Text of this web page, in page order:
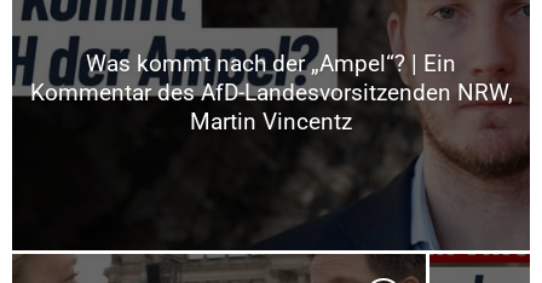
Was kommt nach der „Ampel“? | Ein
Kommentar des AfD-Landesvorsitzenden NRW,
Martin Vincentz